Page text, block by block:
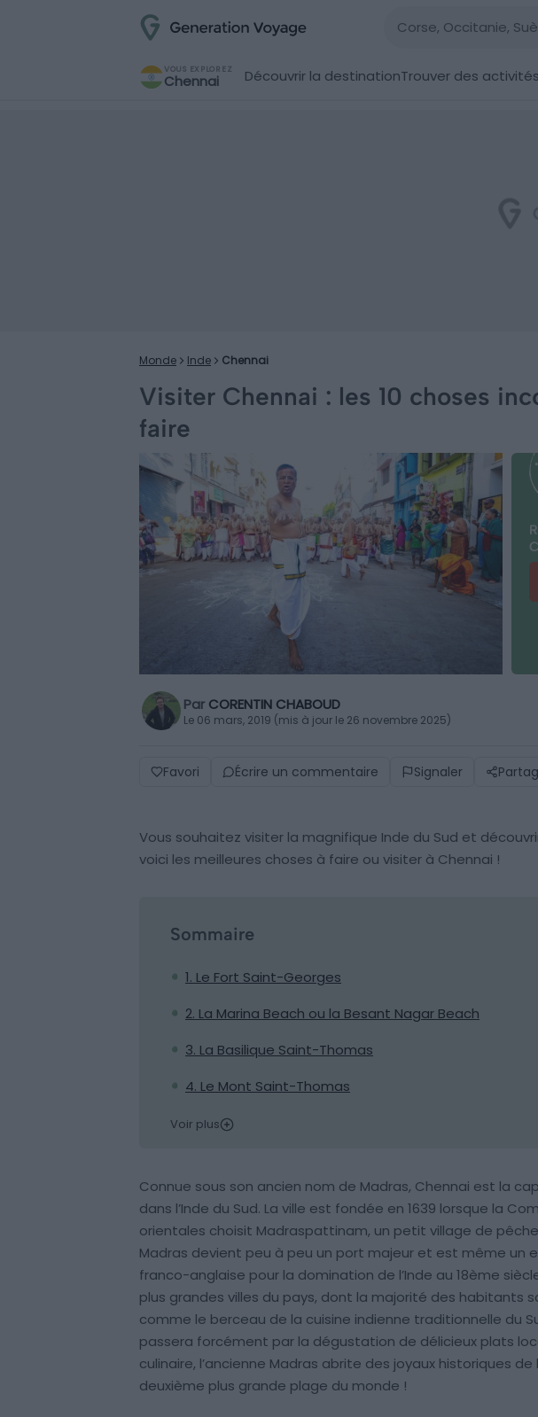
VOUS EXPLOREZ
Chennai Découvrir la destinationTrouver des activités
Monde Inde Chennai
Visiter Chennai : les 10 choses
faire
Par CORENTIN CHABOUD
Le 06 mars, 2019 (mis à jour le 26 novembre 2025)
Favori Écrire un commentaire Signaler
Vous souhaitez visiter la magnifique Inde du Sud et
voici les meilleures choses à faire ou visiter à Chennai !
Sommaire
1. Le Fort Saint-Georges
2. La Marina Beach ou la Besant Nagar Beach
3. La Basilique Saint-Thomas
4. Le Mont Saint-Thomas
Voir plus
Connue sous son ancien nom de Madras, Chennai est la
dans l’Inde du Sud. La ville est fondée en 1639 lorsque la
orientales choisit Madraspattinam, un petit village de
Madras devient peu à peu un port majeur et est même un
franco-anglaise pour la domination de l’Inde au 18ème
plus grandes villes du pays, dont la majorité des habitants
comme le berceau de la cuisine indienne traditionnelle du
passera forcément par la dégustation de délicieux plats
culinaire, l’ancienne Madras abrite des joyaux historiques
deuxième plus grande plage du monde !